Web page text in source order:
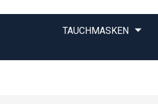
TAUCHMASKEN